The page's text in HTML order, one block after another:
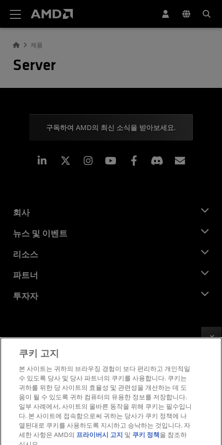
제품
Server
구독하여 AMD의 최신 소식을 받아보세요.
Linkedin Instagram Facebook
회사
AMD 소개
기업의 사회적 책임
채용
문의하기
뉴스 및 이벤트
뉴스룸
미디어 라이브러리
리소스
개발자 센트럴
사례 연구
파트너
AMD 파트너 허브
투자자
이사위원회
거버넌스 문서
SEC 신고서
상표
공급망 투명성
공정 및 공개 경쟁
영국 세금 전략
쿠키 정책
쿠키 설정
쿠키 고지
본 사이트는 귀하의 브라우징 경험이 보다 편리하고 개인적일
수 있도록 당사 및 당사 파트너의 쿠키를 사용합니다. 쿠키는
귀하를 위한 당 사이트의 효율성 및 관련성을 개선하는 데 도
움이 될 수 있도록 귀하 컴퓨터의 유용한 정보를 저장합니다.
일부 사례에서, 사이트의 올바른 동작을 위해 쿠키는 필수입니
다. 본 사이트에 접속함으로써 귀하는 당사가 쿠키 정책에 나
열된대로 쿠키를 사용하도록 지시하고 승낙하는 것입니다. 자
세한 사항은 AMD의 프라이버시 고지 및 쿠키 정책을 참조하